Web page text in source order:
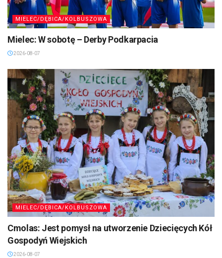
MIELEC/DĘBICA/KOLBUSZOWA
Mielec: W sobotę – Derby Podkarpacia
2026-08-07
MIELEC/DĘBICA/KOLBUSZOWA
Cmolas: Jest pomysł na utworzenie Dziecięcych Kół
Gospodyń Wiejskich
2026-08-07